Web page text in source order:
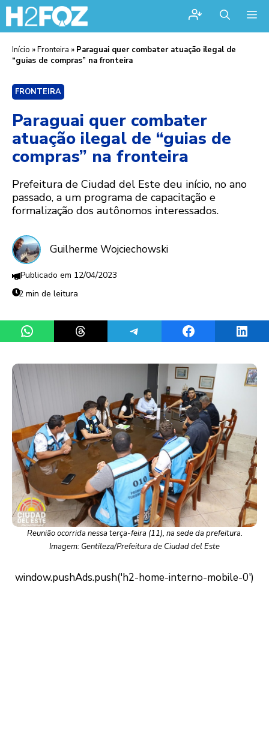
Início »Fronteira » Paraguai quer combater atuação ilegal de
“guias de compras” na fronteira
FRONTEIRA
Paraguai quer combater
atuação ilegal de “guias de
compras” na fronteira
Prefeitura de Ciudad del Este deu início, no ano
passado, a um programa de capacitação e
formalização dos autônomos interessados.
Guilherme Wojciechowski
12/04/2023
2 min de leitura
Share on WhatsAppShare on ThreadsShare on TelegramShare on Facebook
Reunião ocorrida nessa terça-feira (11), na sede da prefeitura.
Imagem: Gentileza/Prefeitura de Ciudad del Este